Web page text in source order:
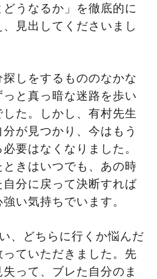
どうなるか」を徹底的に
見出してくださいまし
しをするもののなかな
と真っ暗な迷路を歩い
た。しかし、有村先生
が見つかり、今はもう
要はなくなりました。
きはいつでも、あの時
分に戻って決断すれば
い気持ちでいます。
、どちらに行くか悩んだ
ていただきました。先
って、ブレた自分のま